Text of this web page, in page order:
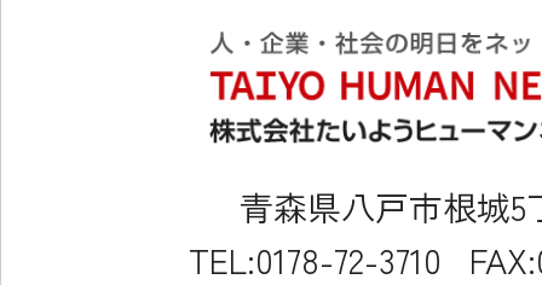
青森県八戸市根城5
TEL:0178-72-3710